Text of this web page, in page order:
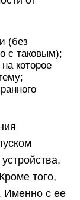
(без
с таковым);
которое
того,
Именно с ее